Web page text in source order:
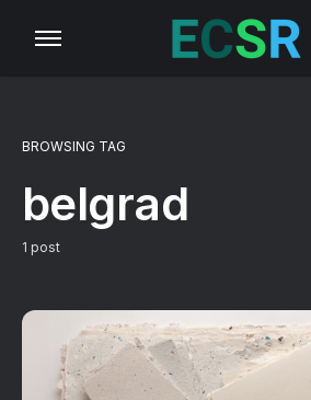
BROWSING TAG
belgrad
1 post